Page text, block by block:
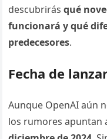
descubrirásqué
funcionará y qué
predecesores.
Fecha de
Aunque OpenAI aún
los rumores apuntan